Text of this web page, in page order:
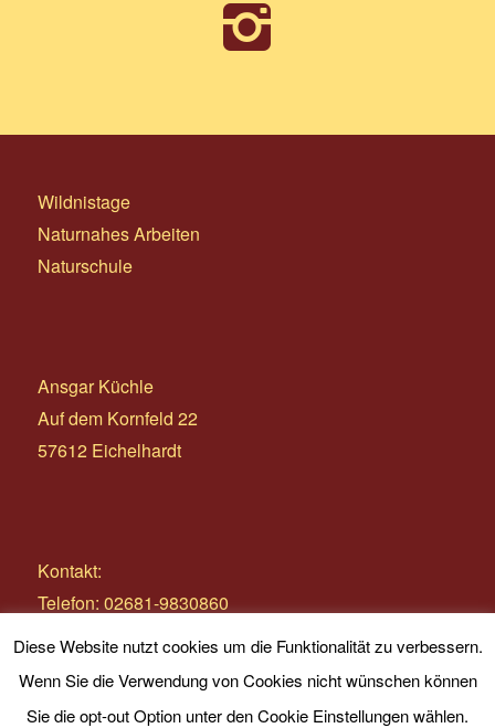
Wildnistage
Naturnahes Arbeiten
Naturschule
Ansgar Küchle
Auf dem Kornfeld 22
57612 Eichelhardt
Kontakt:
Telefon: 02681-9830860
E-Mail:
info@wildnistage.com
Diese Website nutzt cookies um die Funktionalität zu verbessern.
Wenn Sie die Verwendung von Cookies nicht wünschen können
Sie die opt-out Option unter den Cookie Einstellungen wählen.